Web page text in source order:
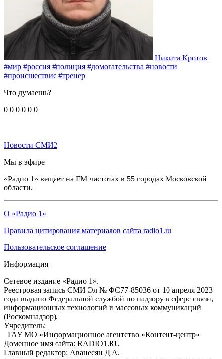
Никита Кротов
#мир #россия #полиция #домогательства #новости
#происшествие #тренер
Что думаешь?
0 0 0 0 0 0
Новости СМИ2
Мы в эфире
«Радио 1» вещает на FM-частотах в 55 городах Московской
области.
О «Радио 1»
Правила цитирования материалов сайта radio1.ru
Пользовательское соглашение
Информация
Сетевое издание «Радио 1».
Реестровая запись СМИ Эл № ФС77-85036 от 10 апреля 2023
года выдано Федеральной службой по надзору в сфере связи,
информационных технологий и массовых коммуникаций
(Роскомнадзор).
Учредитель:
ГАУ МО «Информационное агентство «Контент-центр»
Доменное имя сайта: RADIO1.RU
Главный редактор: Аванесян Д.А.